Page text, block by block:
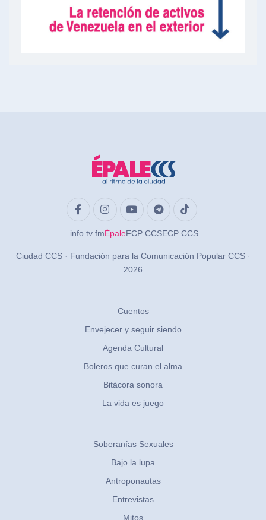
.info .tv .fmÉpaleFCP CCSECP CCS
Ciudad CCS · Fundación para la Comunicación Popular CCS ·
2026
Cuentos
Envejecer y seguir siendo
Agenda Cultural
Boleros que curan el alma
Bitácora sonora
La vida es juego
Soberanías Sexuales
Bajo la lupa
Antroponautas
Entrevistas
Mitos